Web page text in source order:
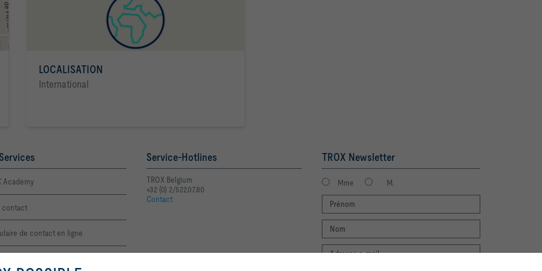
LOCALISATION
International
Academy
contact
de contact en ligne
Service-Hotlines
TROX Belgium
+32 (0) 2/522.07.80
Contact
TROX Newsletter
Mme M.